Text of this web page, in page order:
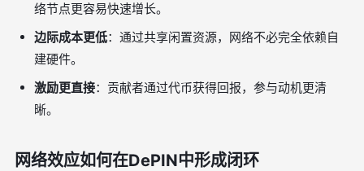
络节点更容易快速增长。
边际成本更低：通过共享闲置资源，网络不必完全依赖自
建硬件。
激励更直接：贡献者通过代币获得回报，参与动机更清
晰。
网络效应如何在DePIN中形成闭环